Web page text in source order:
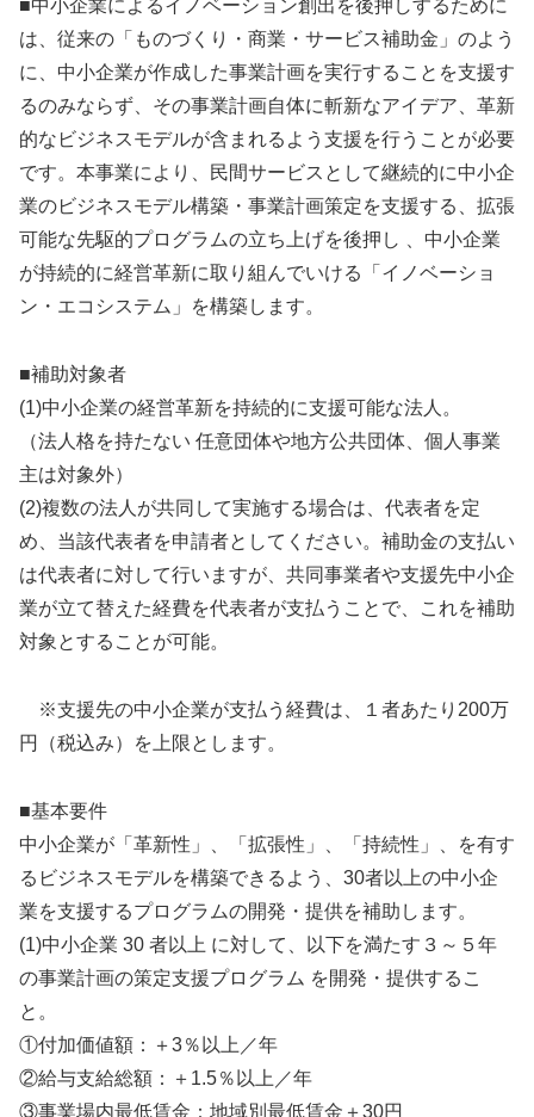
■中小企業によるイノベーション創出を後押しするために
は、従来の「ものづくり・商業・サービス補助金」のよう
に、中小企業が作成した事業計画を実行することを支援す
るのみならず、その事業計画自体に斬新なアイデア、革新
的なビジネスモデルが含まれるよう支援を行うことが必要
です。本事業により、民間サービスとして継続的に中小企
業のビジネスモデル構築・事業計画策定を支援する、拡張
可能な先駆的プログラムの立ち上げを後押し 、中小企業
が持続的に経営革新に取り組んでいける「イノベーショ
ン・エコシステム」を構築します。
■補助対象者
(1)中小企業の経営革新を持続的に支援可能な法人。
（法人格を持たない 任意団体や地方公共団体、個人事業
主は対象外）
(2)複数の法人が共同して実施する場合は、代表者を定
め、当該代表者を申請者としてください。補助金の支払い
は代表者に対して行いますが、共同事業者や支援先中小企
業が立て替えた経費を代表者が支払うことで、これを補助
対象とすることが可能。
※支援先の中小企業が支払う経費は、１者あたり200万
円（税込み）を上限とします。
■基本要件
中小企業が「革新性」、「拡張性」、「持続性」、を有す
るビジネスモデルを構築できるよう、30者以上の中小企
業を支援するプログラムの開発・提供を補助します。
(1)中小企業 30 者以上 に対して、以下を満たす３～５年
の事業計画の策定支援プログラム を開発・提供するこ
と。
①付加価値額：＋3％以上／年
②給与支給総額：＋1.5％以上／年
③事業場内最低賃金：地域別最低賃金＋30円